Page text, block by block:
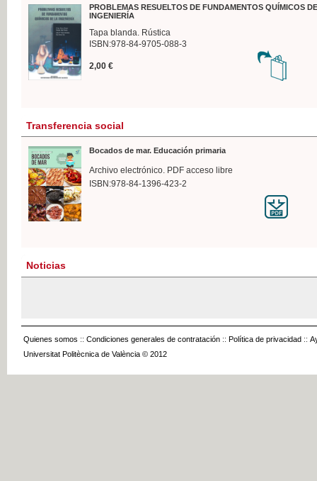
PROBLEMAS RESUELTOS DE FUNDAMENTOS QUÍMICOS
INGENIERÍA
Tapa blanda. Rústica
ISBN:978-84-9705-088-3
2,00 €
Transferencia social
Bocados de mar. Educación primaria
Archivo electrónico. PDF acceso libre
ISBN:978-84-1396-423-2
Noticias
Quienes somos :: Condiciones generales de contratación :: Política de privacidad ::
Universitat Politècnica de València © 2012